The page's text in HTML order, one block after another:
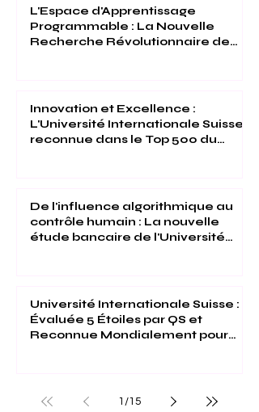
L'Espace d'Apprentissage
Programmable : La Nouvelle
Recherche Révolutionnaire de
Innovation et Excellence :
L'Université Internationale Suisse
reconnue dans le Top 500 du
De l'influence algorithmique au
contrôle humain : La nouvelle
étude bancaire de l'Université
Université Internationale Suisse :
Évaluée 5 Étoiles par QS et
Reconnue Mondialement pour
1 /15